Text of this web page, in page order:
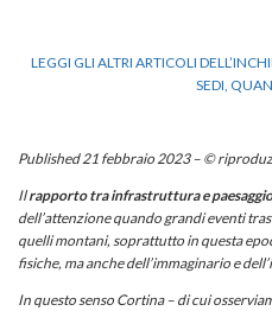
LEGGI GLI ALTRI ARTICOLI
SEDI,
Published 21 febbraio 2023 – ©
Ilrapporto tra infrastruttura e paesaggio
dell’attenzione quando grandi eventi
quelli montani, soprattutto in questa
fisiche, ma anche dell’immaginario e
In questo senso Cortina – di cui